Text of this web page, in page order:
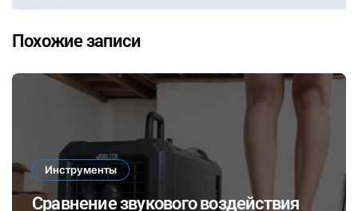
Похожие записи
Инструменты
Сравнение звукового воздействия